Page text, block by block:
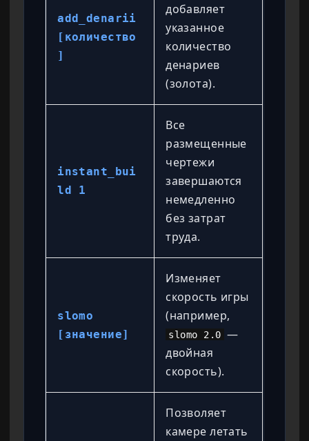
add_denarii
[количество
]
добавляет
указанное
количество
денариев
(золота).
instant_bui
ld 1
Все
размещенные
чертежи
завершаются
немедленно
без затрат
труда.
slomo
[значение]
Изменяет
скорость игры
(например,
slomo 2.0 —
двойная
скорость).
Позволяет
камере летать